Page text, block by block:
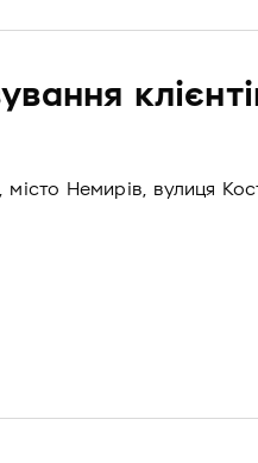
Немирів, вулиця